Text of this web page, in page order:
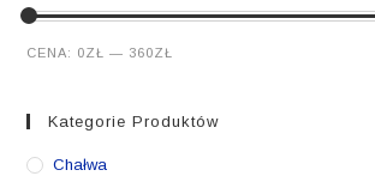
Cena
Cena
CENA: 0ZŁ — 360ZŁ
Kategorie Produktów
Chałwa